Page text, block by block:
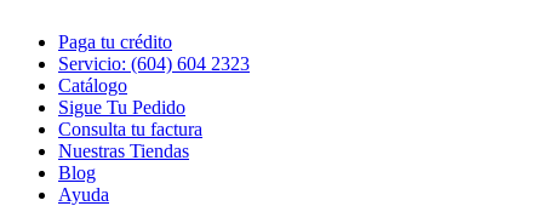
Paga tu crédito
Servicio: (604) 604 2323
Catálogo
Sigue Tu Pedido
Consulta tu factura
Nuestras Tiendas
Blog
Ayuda